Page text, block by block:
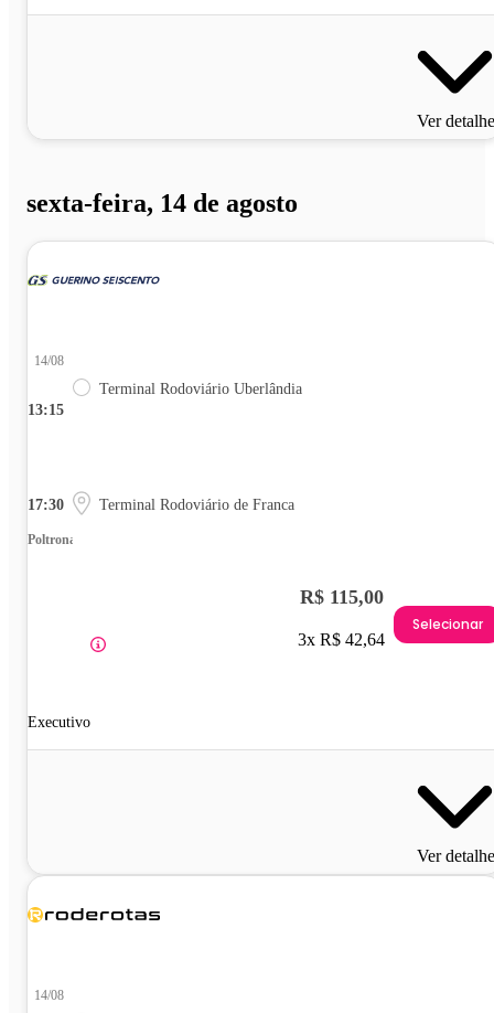
Ver
sexta-feira, 14 de agosto
13:15
14/08
Terminal Rodoviário Uberlândia
17:30 Terminal Rodoviário de Franca
Poltrona
Executivo
R$ 115,00
3x R$ 42,64
Selecionar
Ver
14/08